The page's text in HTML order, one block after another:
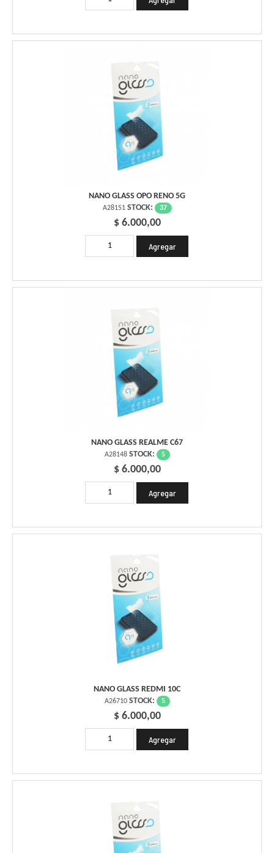
NANO GLASS OPO RENO 5G
A28151 STOCK: 37
$ 6.000,00
NANO GLASS REALME C67
A28148 STOCK: 5
$ 6.000,00
NANO GLASS REDMI 10C
A26710 STOCK: 5
$ 6.000,00